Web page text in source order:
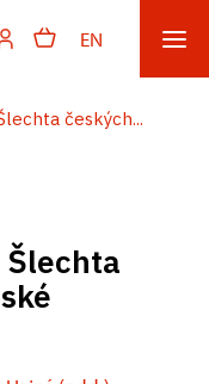
EN
českých...
Šlechta